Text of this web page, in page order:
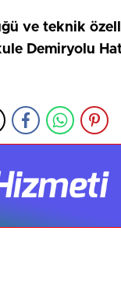
ve teknik
Demiryolu